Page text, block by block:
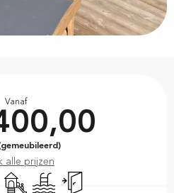
Vanaf
alle prijzen
Kinderspelen / Speelruimte
ZwembadOnafhankelijke ingang